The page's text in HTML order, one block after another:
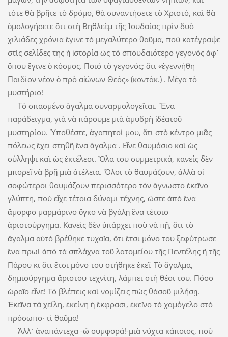
τότε θὰ βρῆτε τὸ δρόμο, θὰ συναντήσετε τὸ Χριστό, καὶ θὰ
ὁμολογήσετε ὅτι στὴ Βηθλεὲμ τῆς Ἰουδαίας πρὶν δυὸ
χιλιάδες χρόνια ἔγινε τὸ μεγαλύτερο θαῦμα, ποὺ κατέγραψε
στὶς σελίδες της ἡ ἱστορία ὡς τὸ σπουδαιότερο γεγονὸς ἀφ᾽
ὅπου ἔγινε ὁ κόσμος. Ποιό τὸ γεγονός; ὅτι «ἐγεννήθη
Παιδίον νέον ὁ πρὸ αἰώνων Θεός» (κοντάκ.) . Μέγα τὸ
μυστήριο!
Τὸ σπασμένο ἄγαλμα συναρμολογεῖται. Ἕνα
παράδειγμα, γιὰ νὰ πάρουμε μιὰ ἀμυδρὴ ἰδέατοῦ
μυστηρίου. Ὑποθέστε, ἀγαπητοί μου, ὅτι στὸ κέντρο μιᾶς
πόλεως ἔχει στηθῆ ἕνα ἄγαλμα . Εἶνε θαυμάσιο καὶ ὡς
σύλληψι καὶ ὡς ἐκτέλεσι. Ὅλα του συμμετρικά, κανείς δὲν
μπορεῖ νὰ βρῇ μιὰ ἀτέλεια. Ὅλοι τὸ θαυμάζουν, ἀλλὰ οἱ
σοφώτεροι θαυμάζουν περισσότερο τὸν ἄγνωστο ἐκεῖνο
γλύπτη, ποὺ εἶχε τέτοια δύναμι τέχνης, ὥστε ἀπὸ ἕνα
ἄμορφο μαρμάρινο ὄγκο νὰ βγάλῃ ἕνα τέτοιο
ἀριστούργημα. Κανείς δὲν ὑπάρχει ποὺ νὰ πῇ, ὅτι τὸ
ἄγαλμα αὐτὸ βρέθηκε τυχαῖα, ὅτι ἔτσι μόνο του ξεφύτρωσε
ἕνα πρωὶ ἀπὸ τὰ σπλάχνα τοῦ λατομείου τῆς Πεντέλης ἢ τῆς
Πάρου κι ὅτι ἔτσι μόνο του στήθηκε ἐκεῖ. Τὸ ἄγαλμα,
δημιούργημα ἄριστου τεχνίτη, λάμπει στὴ θέσι του. Πόσο
ὡραῖο εἶνε! Τὸ βλέπεις καὶ νομίζεις πὼς θὰσοῦ μιλήσῃ.
Ἐκεῖνα τὰ χείλη, ἐκείνη ἡ ἔκφρασι, ἐκεῖνο τὸ χαμόγελο στὸ
πρόσωπο· τί θαῦμα!
Ἀλλ᾿ ἀναπάντεχα -ὤ συμφορά!-μιὰ νύχτα κάποιος, ποὺ